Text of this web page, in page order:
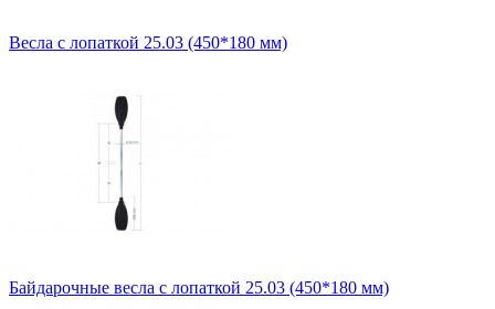
Весла с лопаткой 25.03 (450*180 мм)
Байдарочные весла с лопаткой 25.03 (450*180 мм)